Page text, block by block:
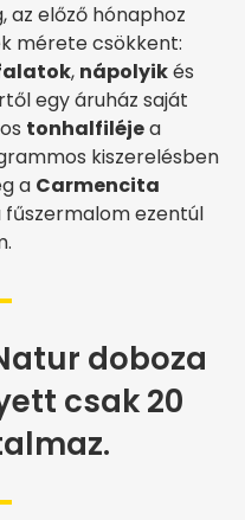
előző hónaphoz
mérete csökkent:
, nápolyikés
egy áruház saját
tonhalfiléjea
kiszerelésben
a Carmencita
ezentúl
doboza
csak 20